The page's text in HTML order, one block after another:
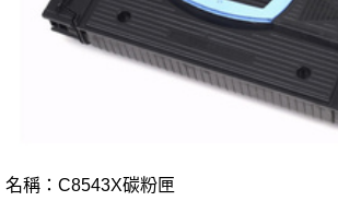
名稱：C8543X碳粉匣